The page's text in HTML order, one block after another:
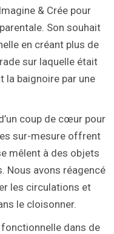
& Crée pour
Son souhait
en créant plus de
sur laquelle était
la baignoire par une
coup de cœur pour
sur-mesure offrent
mêlent à des objets
Nous avons réagencé
les circulations et
le cloisonner.
dans de